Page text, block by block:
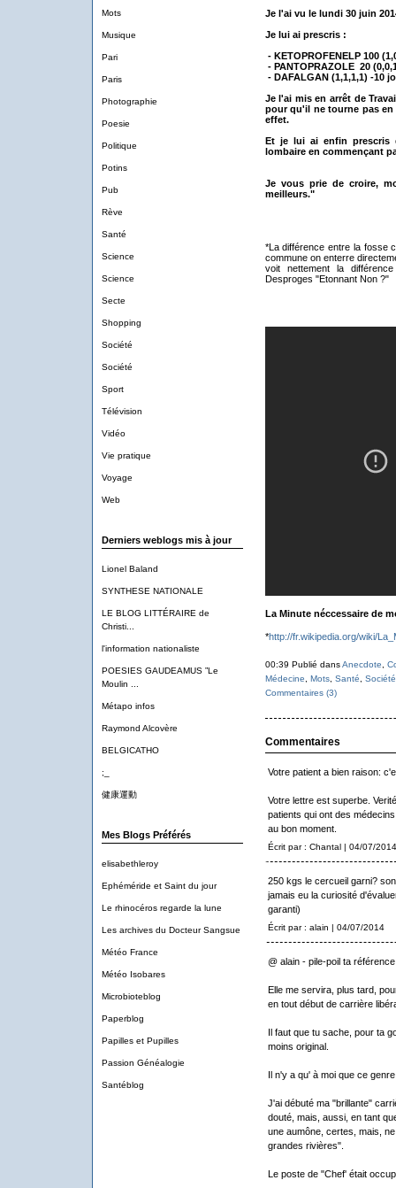
Mots
Musique
Pari
Paris
Photographie
Poesie
Politique
Potins
Pub
Rève
Santé
Science
Science
Secte
Shopping
Société
Société
Sport
Télévision
Vidéo
Vie pratique
Voyage
Web
Derniers weblogs mis à jour
Lionel Baland
SYNTHESE NATIONALE
LE BLOG LITTÉRAIRE de
Christi...
l'information nationaliste
POESIES GAUDEAMUS ”Le
Moulin ...
Métapo infos
Raymond Alcovère
BELGICATHO
;_
健康運動
Mes Blogs Préférés
elisabethleroy
Ephéméride et Saint du jour
Le rhinocéros regarde la lune
Les archives du Docteur Sangsue
Météo France
Météo Isobares
Microbioteblog
Paperblog
Papilles et Pupilles
Passion Généalogie
Santéblog
Je l'ai vu le lundi 30 juin
Je lui ai prescris :
- KETOPROFENELP 100
- PANTOPRAZOLE 20
- DAFALGAN (1,1,1,1) -10
Je l'ai mis en arrêt de
pour qu'il ne tourne pas
effet.
Et je lui ai enfin prescris
lombaire en commençant
Je vous prie de croire,
meilleurs."
*La différence entre la fosse
commune on enterre
voit nettement la
Desproges "Etonnant Non ?"
La Minute néccessaire de
*http://fr.wikipedia.org/wiki/
00:39 Publié dansAnecdote
Médecine
Mots, Santé Société
Commentaires (3)
Commentaires
Votre patient a bien raison:
Votre lettre est superbe.
patients qui ont des
au bon moment.
Écrit par : Chantal | 04/07/2014
250 kgs le cercueil garni?
jamais eu la curiosité
garanti)
Écrit par : alain | 04/07/2014
@ alain - pile-poil ta
Elle me servira, plus tard,
en tout début de carrière
Il faut que tu sache, pour ta
moins original.
Il n'y a qu' à moi que ce
J'ai débuté ma "brillante"
douté, mais, aussi, en tant
une aumône, certes, mais,
grandes rivières".
Le poste de "Chef' était